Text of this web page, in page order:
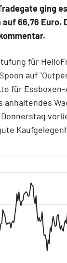
ging
66,76 Euro.
für
auf
für